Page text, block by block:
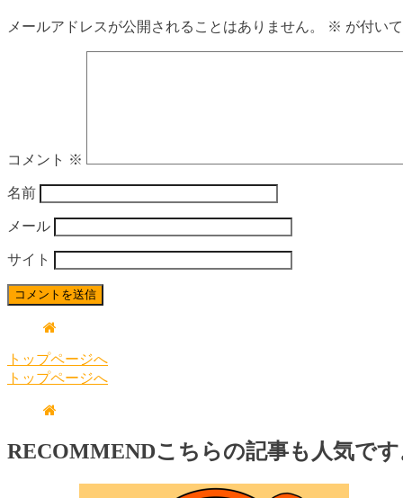
メールアドレスが公開されることはありません。 ※ が付い
コメント ※
名前
メール
サイト
トップページへ
トップページへ
RECOMMENDこちらの記事も人気で